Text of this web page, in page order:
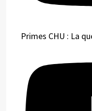
Primes CHU : La